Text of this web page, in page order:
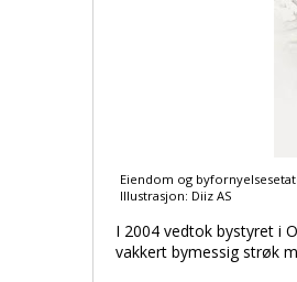
Eiendom og
Illustrasjon: Diiz AS
I 2004 vedtok bystyret i
vakkert bymessig strøk